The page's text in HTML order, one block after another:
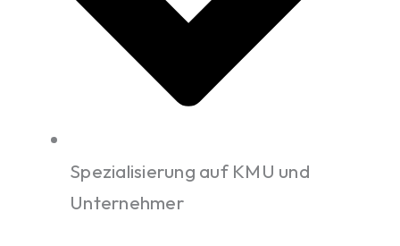
Spezialisierung auf KMU und
Unternehmer